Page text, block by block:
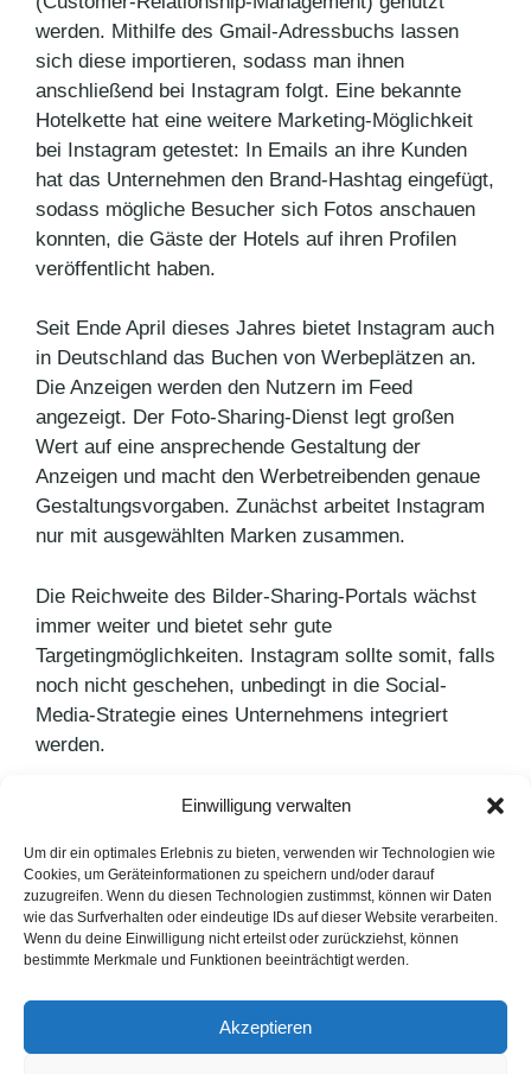
Einwilligung verwalten
Um dir ein optimales Erlebnis zu bieten, verwenden wir Technologien wie
Cookies, um Geräteinformationen zu speichern und/oder darauf
zuzugreifen. Wenn du diesen Technologien zustimmst, können wir Daten
wie das Surfverhalten oder eindeutige IDs auf dieser Website verarbeiten.
Wenn du deine Einwilligung nicht erteilst oder zurückziehst, können
bestimmte Merkmale und Funktionen beeinträchtigt werden.
Akzeptieren
werden. Mithilfe des Gmail-Adressbuchs lassen
sich diese importieren, sodass man ihnen
anschließend bei Instagram folgt. Eine bekannte
Hotelkette hat eine weitere Marketing-Möglichkeit
bei Instagram getestet: In Emails an ihre Kunden
hat das Unternehmen den Brand-Hashtag eingefügt,
sodass mögliche Besucher sich Fotos anschauen
konnten, die Gäste der Hotels auf ihren Profilen
veröffentlicht haben.
Seit Ende April dieses Jahres bietet Instagram auch
in Deutschland das Buchen von Werbeplätzen an.
Die Anzeigen werden den Nutzern im Feed
angezeigt. Der Foto-Sharing-Dienst legt großen
Wert auf eine ansprechende Gestaltung der
Anzeigen und macht den Werbetreibenden genaue
Gestaltungsvorgaben. Zunächst arbeitet Instagram
nur mit ausgewählten Marken zusammen.
Die Reichweite des Bilder-Sharing-Portals wächst
immer weiter und bietet sehr gute
Targetingmöglichkeiten. Instagram sollte somit, falls
noch nicht geschehen, unbedingt in die Social-
Media-Strategie eines Unternehmens integriert
werden.
Schlagwörter
Instagram,Social Media Marketing
Werbeplattform YouTube
Limonade mit Honig